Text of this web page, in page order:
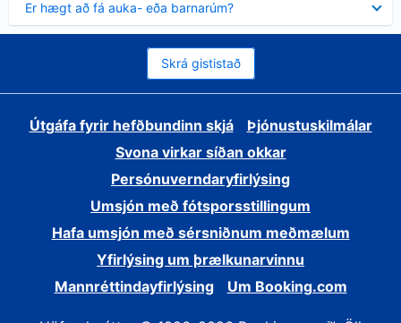
Er hægt að fá auka- eða barnarúm?
sýnt
Skrá gististað
Útgáfa fyrir hefðbundinn skjá
Þjónustuskilmálar
Svona virkar síðan okkar
Persónuverndaryfirlýsing
Umsjón með fótsporsstillingum
Hafa umsjón með sérsniðnum meðmælum
Yfirlýsing um þrælkunarvinnu
Mannréttindayfirlýsing
Um Booking.com